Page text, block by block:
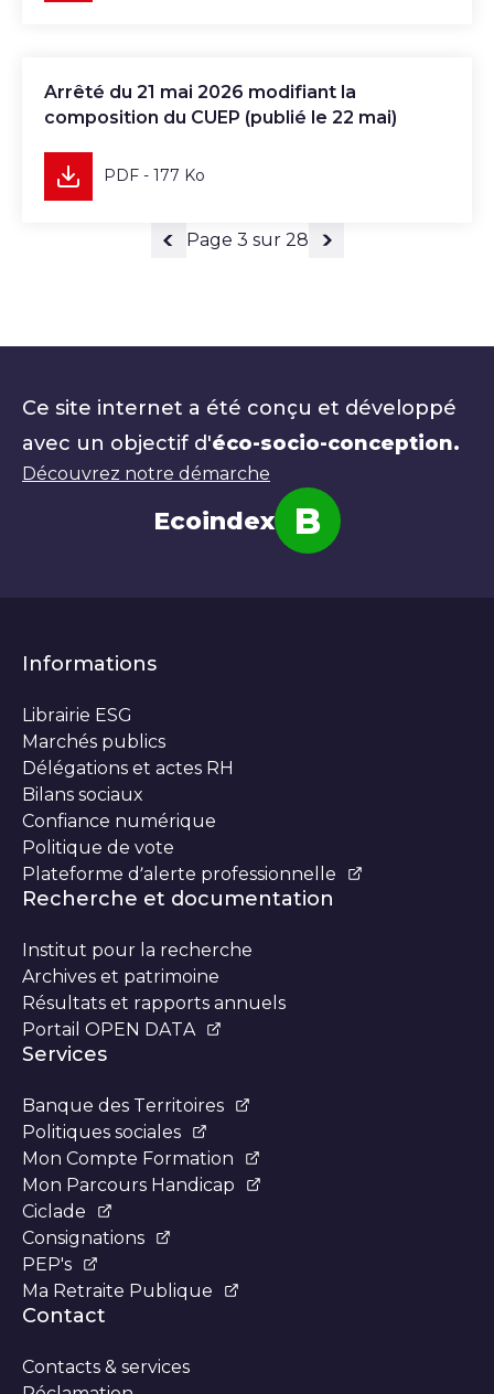
Télécharger
Arrêté du 21 mai 2026 modifiant la
composition du CUEP (publié le 22 mai)
PDF - 177 Ko
Page précédente
Page 3 sur 28
Page suivante
Ce site internet a été conçu et développé
avec un objectif d'éco-socio-conception.
Découvrez notre démarche
Note
Ecoindex B
Informations
Librairie ESG
Marchés publics
Délégations et actes RH
Bilans sociaux
Confiance numérique
Politique de vote
Plateforme d’alerte professionnelle
Recherche et documentation
Institut pour la recherche
Archives et patrimoine
Résultats et rapports annuels
Portail OPEN DATA
Services
Banque des Territoires
Politiques sociales
Mon Compte Formation
Mon Parcours Handicap
Ciclade
Consignations
PEP's
Ma Retraite Publique
Contact
Contacts & services